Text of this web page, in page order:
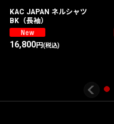
KAC JAPAN ネルシャツ
BK（長袖）
16,800円(税込)